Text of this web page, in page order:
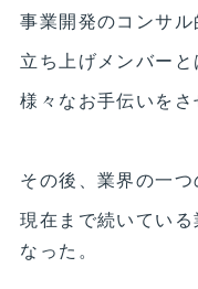
事業開発のコンサル
立ち上げメンバー
様々なお手伝いをさ
その後、業界の一
現在まで続いてい
なった。